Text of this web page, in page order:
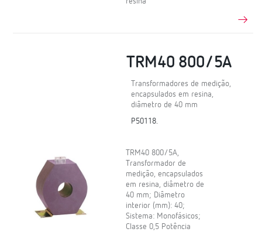
TRM40 800/5A
Transformadores de medição,
encapsulados em resina,
diâmetro de 40 mm
P50118.
TRM40 800/5A,
Transformador de
medição, encapsulados
em resina, diâmetro de
40 mm; Diâmetro
interior (mm): 40;
Sistema: Monofásicos;
Classe 0,5 Potência